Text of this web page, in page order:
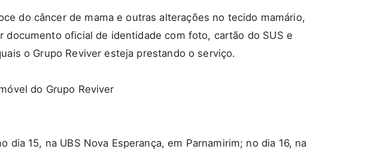
do câncer de mama e outras alterações no tecido mamário,
oficial de identidade com foto, cartão do SUS e
o Grupo Reviver esteja prestando o serviço.
do Grupo Reviver
15, na UBS Nova Esperança, em Parnamirim; no dia 16, na